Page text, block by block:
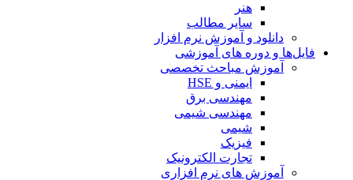
هنر
سایر مطالب
دانلود و آموزش نرم افزار
فایل‌ها و دوره های آموزشی
آموزش مباحث تخصصی
ایمنی و HSE
مهندسی برق
مهندسی شیمی
شیمی
فیزیک
تجارت الکترونیک
آموزش های نرم افزاری